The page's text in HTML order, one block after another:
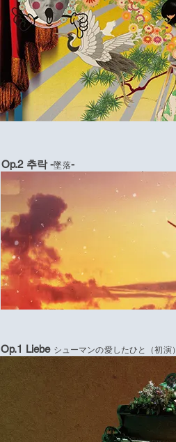
Op.2 추락 -墜落-
Op.1 Liebe シューマンの愛したひと（初演）